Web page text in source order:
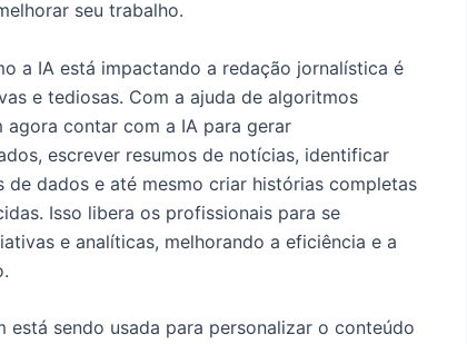
seu trabalho.
a IA está impactando a redação jornalística é
e tediosas. Com a ajuda de algoritmos
contar com a IA para gerar
escrever resumos de notícias, identificar
de dados e até mesmo criar histórias completas
Isso libera os profissionais para se
e analíticas, melhorando a eficiência e a
está sendo usada para personalizar o conteúdo